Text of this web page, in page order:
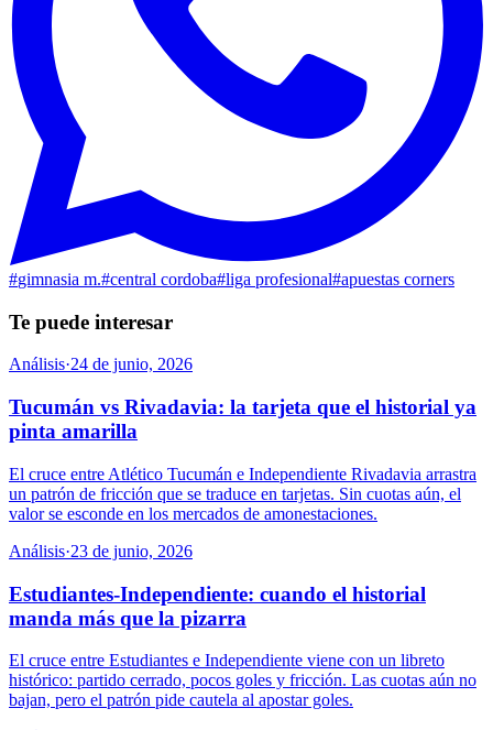
#gimnasia m.#central cordoba#liga profesional#apuestas corners
Te puede interesar
Análisis·24 de junio, 2026
Tucumán vs Rivadavia: la tarjeta que el historial ya
pinta amarilla
El cruce entre Atlético Tucumán e Independiente Rivadavia arrastra
un patrón de fricción que se traduce en tarjetas. Sin cuotas aún, el
valor se esconde en los mercados de amonestaciones.
Análisis·23 de junio, 2026
Estudiantes-Independiente: cuando el historial
manda más que la pizarra
El cruce entre Estudiantes e Independiente viene con un libreto
histórico: partido cerrado, pocos goles y fricción. Las cuotas aún no
bajan, pero el patrón pide cautela al apostar goles.